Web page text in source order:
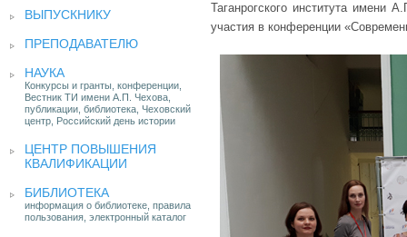
ВЫПУСКНИКУ
ПРЕПОДАВАТЕЛЮ
НАУКА
Конкурсы и гранты, конференции,
Вестник ТИ имени А.П. Чехова,
публикации, библиотека, Чеховский
центр, Российский день истории
ЦЕНТР ПОВЫШЕНИЯ
КВАЛИФИКАЦИИ
БИБЛИОТЕКА
информация о библиотеке, правила
пользования, электронный каталог
Таганрогского института имени
участия в конференции